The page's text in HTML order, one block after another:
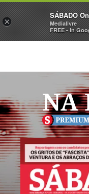
Sábado
NA
×
SÁBADO
Medialivre
FREE - In